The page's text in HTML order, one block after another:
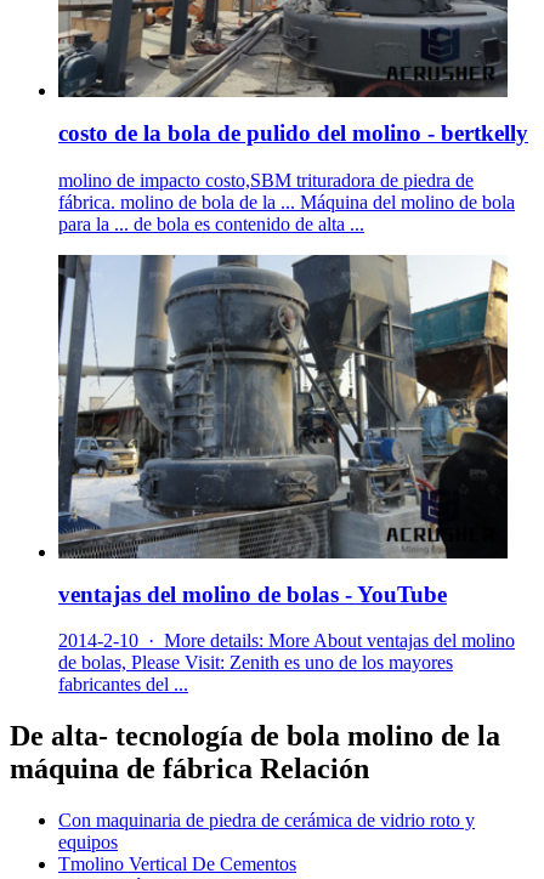
costo de la bola de pulido del molino - bertkelly
molino de impacto costo,SBM trituradora de piedra de
fábrica. molino de bola de la ... Máquina del molino de bola
para la ... de bola es contenido de alta ...
ventajas del molino de bolas - YouTube
2014-2-10 · More details: More About ventajas del molino
de bolas, Please Visit: Zenith es uno de los mayores
fabricantes del ...
De alta- tecnología de bola molino de la
máquina de fábrica Relación
Con maquinaria de piedra de cerámica de vidrio roto y
equipos
Tmolino Vertical De Cementos